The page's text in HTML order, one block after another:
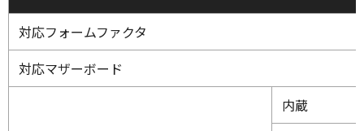
対応フォームファクタ
対応マザーボード
内蔵